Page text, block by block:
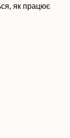
як працює